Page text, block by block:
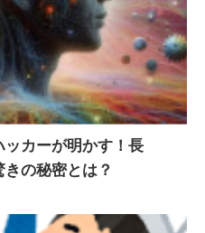
ッカーが明かす！長
の秘密とは？